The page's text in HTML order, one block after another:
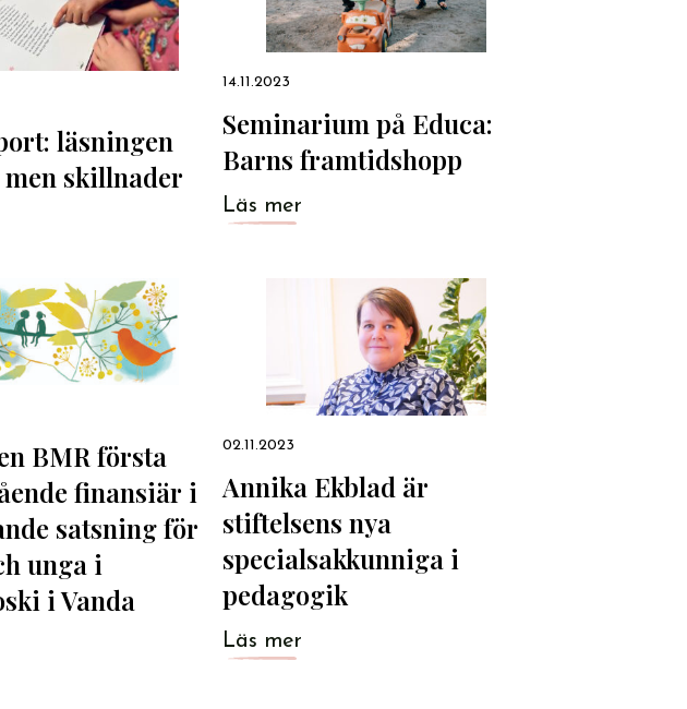
läsningen
skillnader
14.11.2023
Seminarium på Educa:
Barns framtidshopp
Läs mer
BMR första
finansiär i
satsning för
unga i
i Vanda
02.11.2023
Annika Ekblad är
stiftelsens nya
specialsakkunniga i
pedagogik
Läs mer